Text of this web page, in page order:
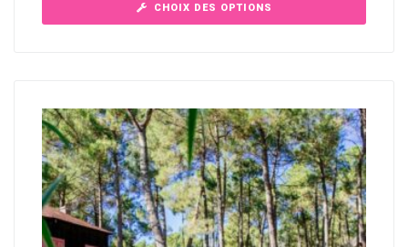
CHOIX DES OPTIONS